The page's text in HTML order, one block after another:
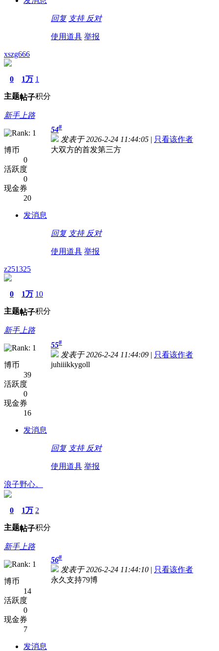
回复 支持 反对
使用道具 举报
xszg666
0
主题
1万
帖子
1
积分
新手上路
博币
0
活跃度
0
现金券
20
发消息
54#
发表于 2026-2-24 11:44:05 | 只看该作者
大双方的首发第三方
回复 支持 反对
使用道具 举报
z251325
0
主题
1万
帖子
10
积分
新手上路
博币
39
活跃度
0
现金券
16
发消息
55#
发表于 2026-2-24 11:44:09 | 只看该作者
juhiiikkygoll
回复 支持 反对
使用道具 举报
浪子野心。
0
主题
1万
帖子
2
积分
新手上路
博币
14
活跃度
0
现金券
7
发消息
56#
发表于 2026-2-24 11:44:10 | 只看该作者
永久支持79博